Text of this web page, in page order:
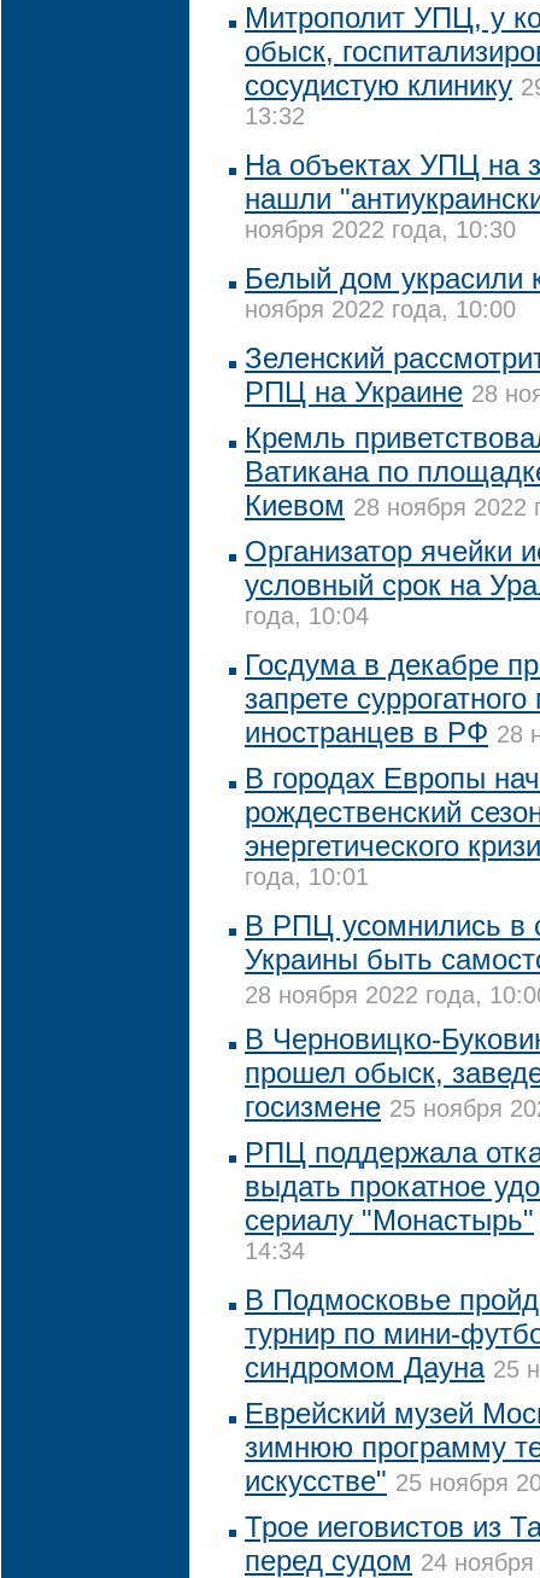
Митрополит УПЦ, у
обыск,
сосудистую клинику
13:32
На объектах УПЦ на
нашли
ноября 2022 года, 10:30
Белый дом украсили
ноября 2022 года, 10:00
Зеленский
РПЦ на Украине 28
Кремль
Ватикана по
Киевом 28 ноября 2022
Организатор ячейки
условный срок на
года, 10:04
Госдума в декабре
запрете
иностранцев в РФ 28
В городах Европы
рождественский
энергетического
года, 10:01
В РПЦ усомнились в
Украины быть
28 ноября 2022 года,
В Черновицко-
прошел обыск,
госизмене 25 ноября
РПЦ поддержала
выдать прокатное
сериалу "Монастырь"
14:34
В Подмосковье
турнир по мини-
синдромом Дауна 25
Еврейский музей
зимнюю программу
искусстве" 25 ноября
Трое иеговистов из
перед судом 24